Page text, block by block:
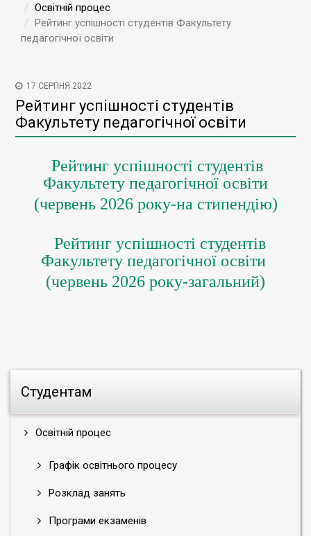
Освітній процес
Рейтинг успішності студентів Факультету
педагогічної освіти
Студентам
Освітній процес
Графік освітнього процесу
Розклад занять
Програми екзаменів
17 СЕРПНЯ 2022
Рейтинг успішності студентів
Факультету педагогічної освіти
Рейтинг успішності студентів
Факультету педагогічної освіти
(червень 2026 року-на стипендію)
Рейтинг успішності студентів
Факультету педагогічної освіти
(червень 2026 року-загальний)